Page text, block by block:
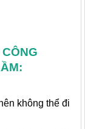
không thể đi